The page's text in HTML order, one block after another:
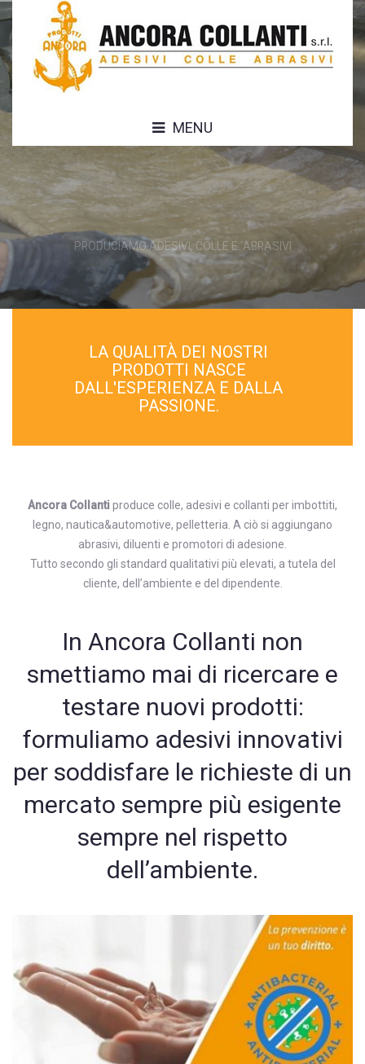
LA QUALITÀ DEI NOSTRI
PRODOTTI NASCE
DALL'ESPERIENZA E DALLA
PASSIONE.
MENU
Ancora Collantiproduce colle, adesivi e collanti perimbottiti,
legno, nautica&automotive, pelletteria . A ciò si aggiungano
abrasivi, diluenti e promotori di adesione.
Tutto secondo gli standard qualitativi più elevati, a tutela del
cliente, dell’ambiente e del dipendente.
In Ancora Collanti non
smettiamo mai di ricercare e
testare nuovi prodotti:
formuliamo adesivi innovativi
per soddisfare le richieste di un
mercato sempre più esigente
sempre nel rispetto
dell’ambiente.